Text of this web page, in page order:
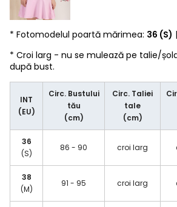
* Fotomodelul poartă mărimea: 36 (S)
* Croi larg - nu se mulează pe talie/
după bust.
INT
(EU)
Circ. Bustului
tău
(cm)
Circ. Taliei
tale
(cm)
36
(S)
86 - 90 croi larg
38
(M)
91 - 95 croi larg